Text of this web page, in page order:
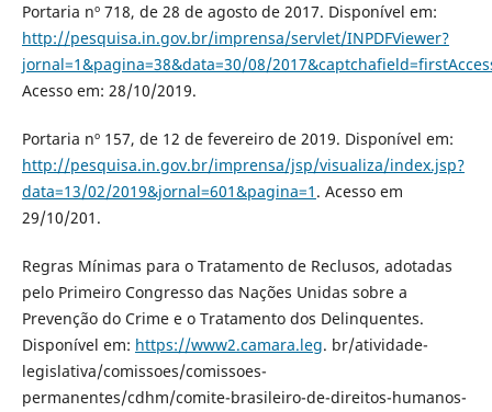
Portaria nº 718, de 28 de agosto de 2017. Disponível em:
http://pesquisa.in.gov.br/imprensa/servlet/INPDFViewer?
jornal=1&pagina=38&data=30/08/
Acesso em: 28/10/2019.
Portaria nº 157, de 12 de fevereiro de 2019. Disponível em:
http://pesquisa.in.gov.br/imprensa/jsp/visualiza/index.jsp?
data=13/02/2019&jornal=601&pagina=1 . Acesso em
29/10/201.
Regras Mínimas para o Tratamento de Reclusos, adotadas
pelo Primeiro Congresso das Nações Unidas sobre a
Prevenção do Crime e o Tratamento dos Delinquentes.
Disponível em: https://www2.camara.leg. br/atividade-
legislativa/comissoes/comissoes-
permanentes/cdhm/comite-brasileiro-de-direitos-humanos-